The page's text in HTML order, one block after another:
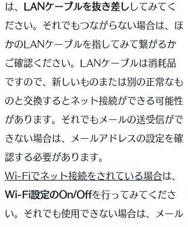
は、
LANケーブルを抜き差ししてみてく
ださい。それでもつながらない場合は、ほ
かのLANケーブルを指してみて繋がるか
ご確認ください。LANケーブルは消耗品
ですので、新しいものまたは別の正常なも
のと交換するとネット接続ができる可能性
があります。それでもメールの送受信がで
きない場合は、メールアドレスの設定を確
認する必要があります。
Wi-Fiでネット接続をされている場合は、
Wi-Fi設定のOn/Offを行ってみてくださ
い。それでも使用できない場合は、メール